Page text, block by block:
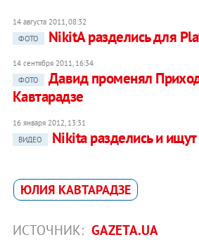
14 августа 2011, 08:32
ФОТО
NikitA разделись для
14 сентября 2011, 16:34
ФОТО
Давид променял
Кавтарадзе
16 января 2012, 13:31
ВИДЕО
Nikita разделись и ищут
ЮЛИЯ КАВТАРАДЗЕ
ИСТОЧНИК: GAZETA.UA